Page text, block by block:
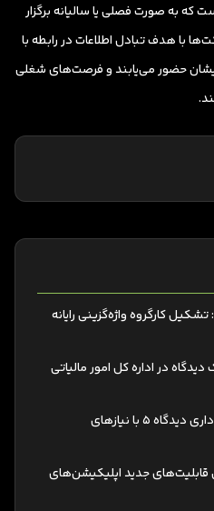
که به صورت فصلی یا سالیانه برگزار
با هدف تبادل اطلاعات در رابطه با
حضور می‌یابند و فرصت‌های شغلی
کارگروه واژه‌گزینی رایانه
در اداره کل امور مالیاتی
سازگاری بیشتر اتوماسیون اداری دیدگاه 5 با نیازهای
قابلیت‌های جدید اپلیکیشن‌های